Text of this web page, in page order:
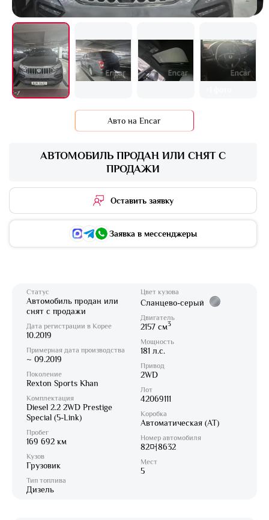
АВТОМОБИЛЬ ПРОДАН ИЛИ СНЯТ С
ПРОДАЖИ
Оставить заявку
Заявка в мессенджеры
Статус
Автомобиль продан или
снят с продажи
Дата регистрации в Корее
10.2019
Примерная дата производства
~ 09.2019
Поколение
Rexton Sports Khan
Комплектация
Diesel 2.2 2WD Prestige
Special (5-Link)
Пробег
169 692 км
Кузов
Грузовик
Тип топлива
Дизель
Цвет кузова
Сланцево-серый
Двигатель
2157 см3
Мощность
181 л.с.
Привод
2WD
Лот
42069111
Коробка
Автоматическая (AT)
Номер автомобиля
82머8632
Мест
5
Авто на Encar